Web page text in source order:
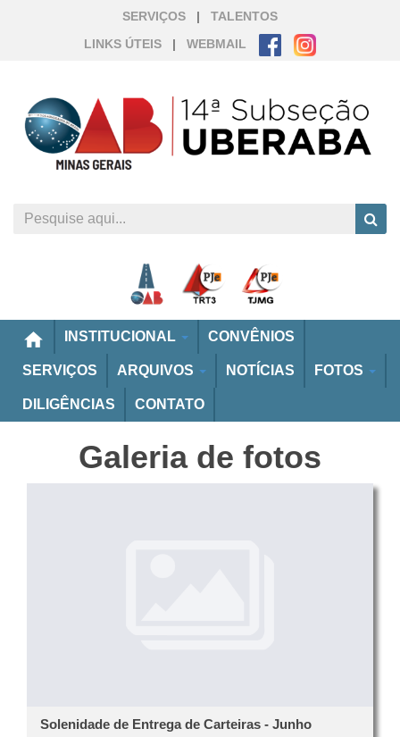
SERVIÇOS |
TALENTOS
LINKS ÚTEIS
| WEBMAIL
home INSTITUCIONAL CONVÊNIOS
SERVIÇOS ARQUIVOS NOTÍCIAS FOTOS
DILIGÊNCIAS CONTATO
Galeria de fotos
Solenidade de Entrega de Carteiras - Junho